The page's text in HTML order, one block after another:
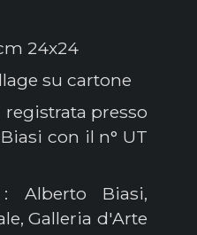
24x24
su cartone
presso
con il n° UT
Alberto Biasi,
Galleria d'Arte